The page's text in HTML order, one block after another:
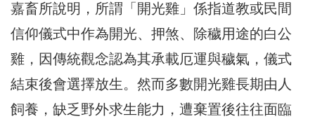
嘉畜所說明，所謂「開光雞」係指道教或民間
信仰儀式中作為開光、押煞、除穢用途的白公
雞，因傳統觀念認為其承載厄運與穢氣，儀式
結束後會選擇放生。然而多數開光雞長期由人
飼養，缺乏野外求生能力，遭棄置後往往面臨